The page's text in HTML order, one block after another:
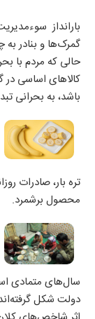
بارانداز
گمرک‌ها و بنادر
حالی که مردم با
کالاهای اساسی
باشد، به بحرانی
محصول برشمرد.
سال‌های متمادی
دولت شکل گرفته‌اند